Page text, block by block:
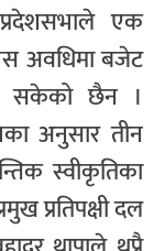
एक
अवधिमा बजेट
सकेको छैन ।
अनुसार तीन
स्वीकृतिका
प्रतिपक्षी दल